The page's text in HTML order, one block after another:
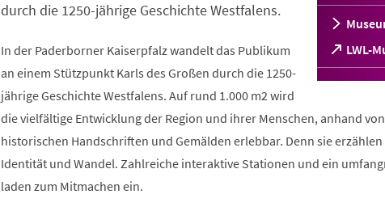
LWL-
(Öffnet
in
einem
Tab)
durch die 1250-jährige Geschichte Westfalens.
In der Paderborner Kaiserpfalz wandelt das Publikum
an einem Stützpunkt Karls des Großen durch die 1250-
jährige Geschichte Westfalens. Auf rund 1.000 m2 wird
die vielfältige Entwicklung der Region und ihrer Menschen, anhand
historischen Handschriften und Gemälden erlebbar. Denn sie
Identität und Wandel. Zahlreiche interaktive Stationen und ein
laden zum Mitmachen ein.